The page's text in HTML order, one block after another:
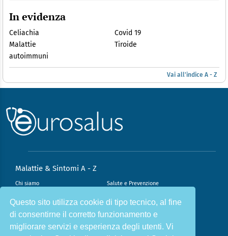
Questo sito utilizza cookie di tipo tecnico, al fine
di consentirne il corretto funzionamento e
migliorare servizi e esperienza degli utenti. Vi
In evidenza
Celiachia
Covid 19
Malattie
autoimmuni
Tiroide
Vai all'indice A - Z
Malattie & Sintomi A - Z
Chi siamo Salute e Prevenzione
Infiammazione e Allergia Direzione scientifica
Nutrizione e Stili di vita Sport e Benessere
Cookie Policy L’angolo del dottore